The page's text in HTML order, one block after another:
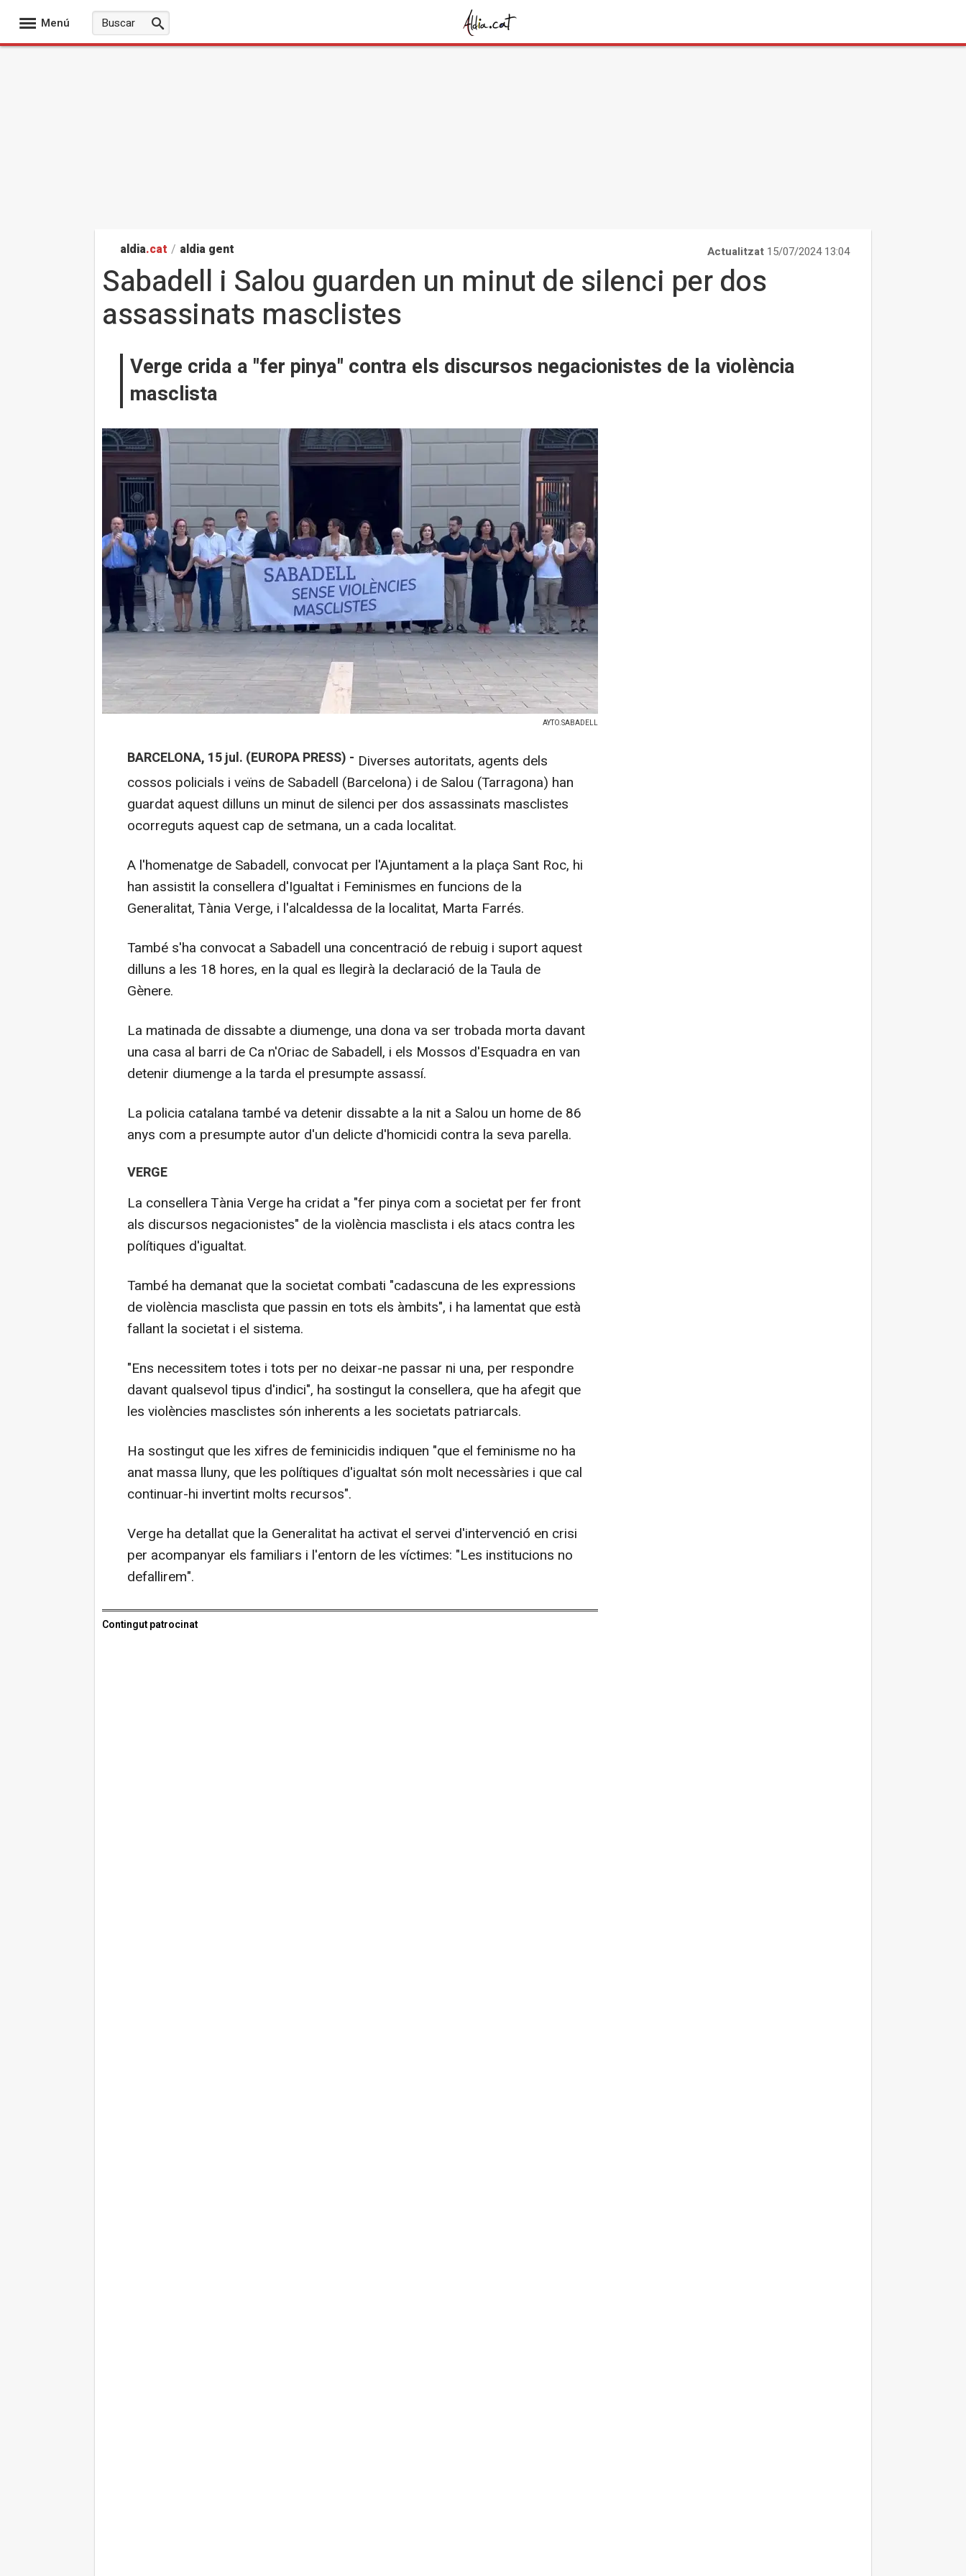
Menú
aldia.cat / aldia gent Actualitzat 15/07/2024 13:04
Sabadell i Salou guarden un minut de silenci per dos
assassinats masclistes
Verge crida a "fer pinya" contra els discursos negacionistes de la violència
masclista
AYTO.SABADELL
BARCELONA, 15 jul. (EUROPA PRESS) - Diverses autoritats, agents dels
cossos policials i veïns de Sabadell (Barcelona) i de Salou (Tarragona) han
guardat aquest dilluns un minut de silenci per dos assassinats masclistes
ocorreguts aquest cap de setmana, un a cada localitat.
A l'homenatge de Sabadell, convocat per l'Ajuntament a la plaça Sant Roc, hi
han assistit la consellera d'Igualtat i Feminismes en funcions de la
Generalitat, Tània Verge, i l'alcaldessa de la localitat, Marta Farrés.
També s'ha convocat a Sabadell una concentració de rebuig i suport aquest
dilluns a les 18 hores, en la qual es llegirà la declaració de la Taula de
Gènere.
La matinada de dissabte a diumenge, una dona va ser trobada morta davant
una casa al barri de Ca n'Oriac de Sabadell, i els Mossos d'Esquadra en van
detenir diumenge a la tarda el presumpte assassí.
La policia catalana també va detenir dissabte a la nit a Salou un home de 86
anys com a presumpte autor d'un delicte d'homicidi contra la seva parella.
VERGE
La consellera Tània Verge ha cridat a "fer pinya com a societat per fer front
als discursos negacionistes" de la violència masclista i els atacs contra les
polítiques d'igualtat.
També ha demanat que la societat combati "cadascuna de les expressions
de violència masclista que passin en tots els àmbits", i ha lamentat que està
fallant la societat i el sistema.
"Ens necessitem totes i tots per no deixar-ne passar ni una, per respondre
davant qualsevol tipus d'indici", ha sostingut la consellera, que ha afegit que
les violències masclistes són inherents a les societats patriarcals.
Ha sostingut que les xifres de feminicidis indiquen "que el feminisme no ha
anat massa lluny, que les polítiques d'igualtat són molt necessàries i que cal
continuar-hi invertint molts recursos".
Verge ha detallat que la Generalitat ha activat el servei d'intervenció en crisi
per acompanyar els familiars i l'entorn de les víctimes: "Les institucions no
defallirem".
Contingut patrocinat